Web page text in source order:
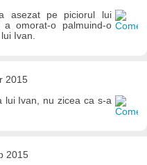
asezat pe piciorul lui
omorat-o palmuind-o
Ivan.
2015
lui Ivan, nu zicea ca s-a
2015